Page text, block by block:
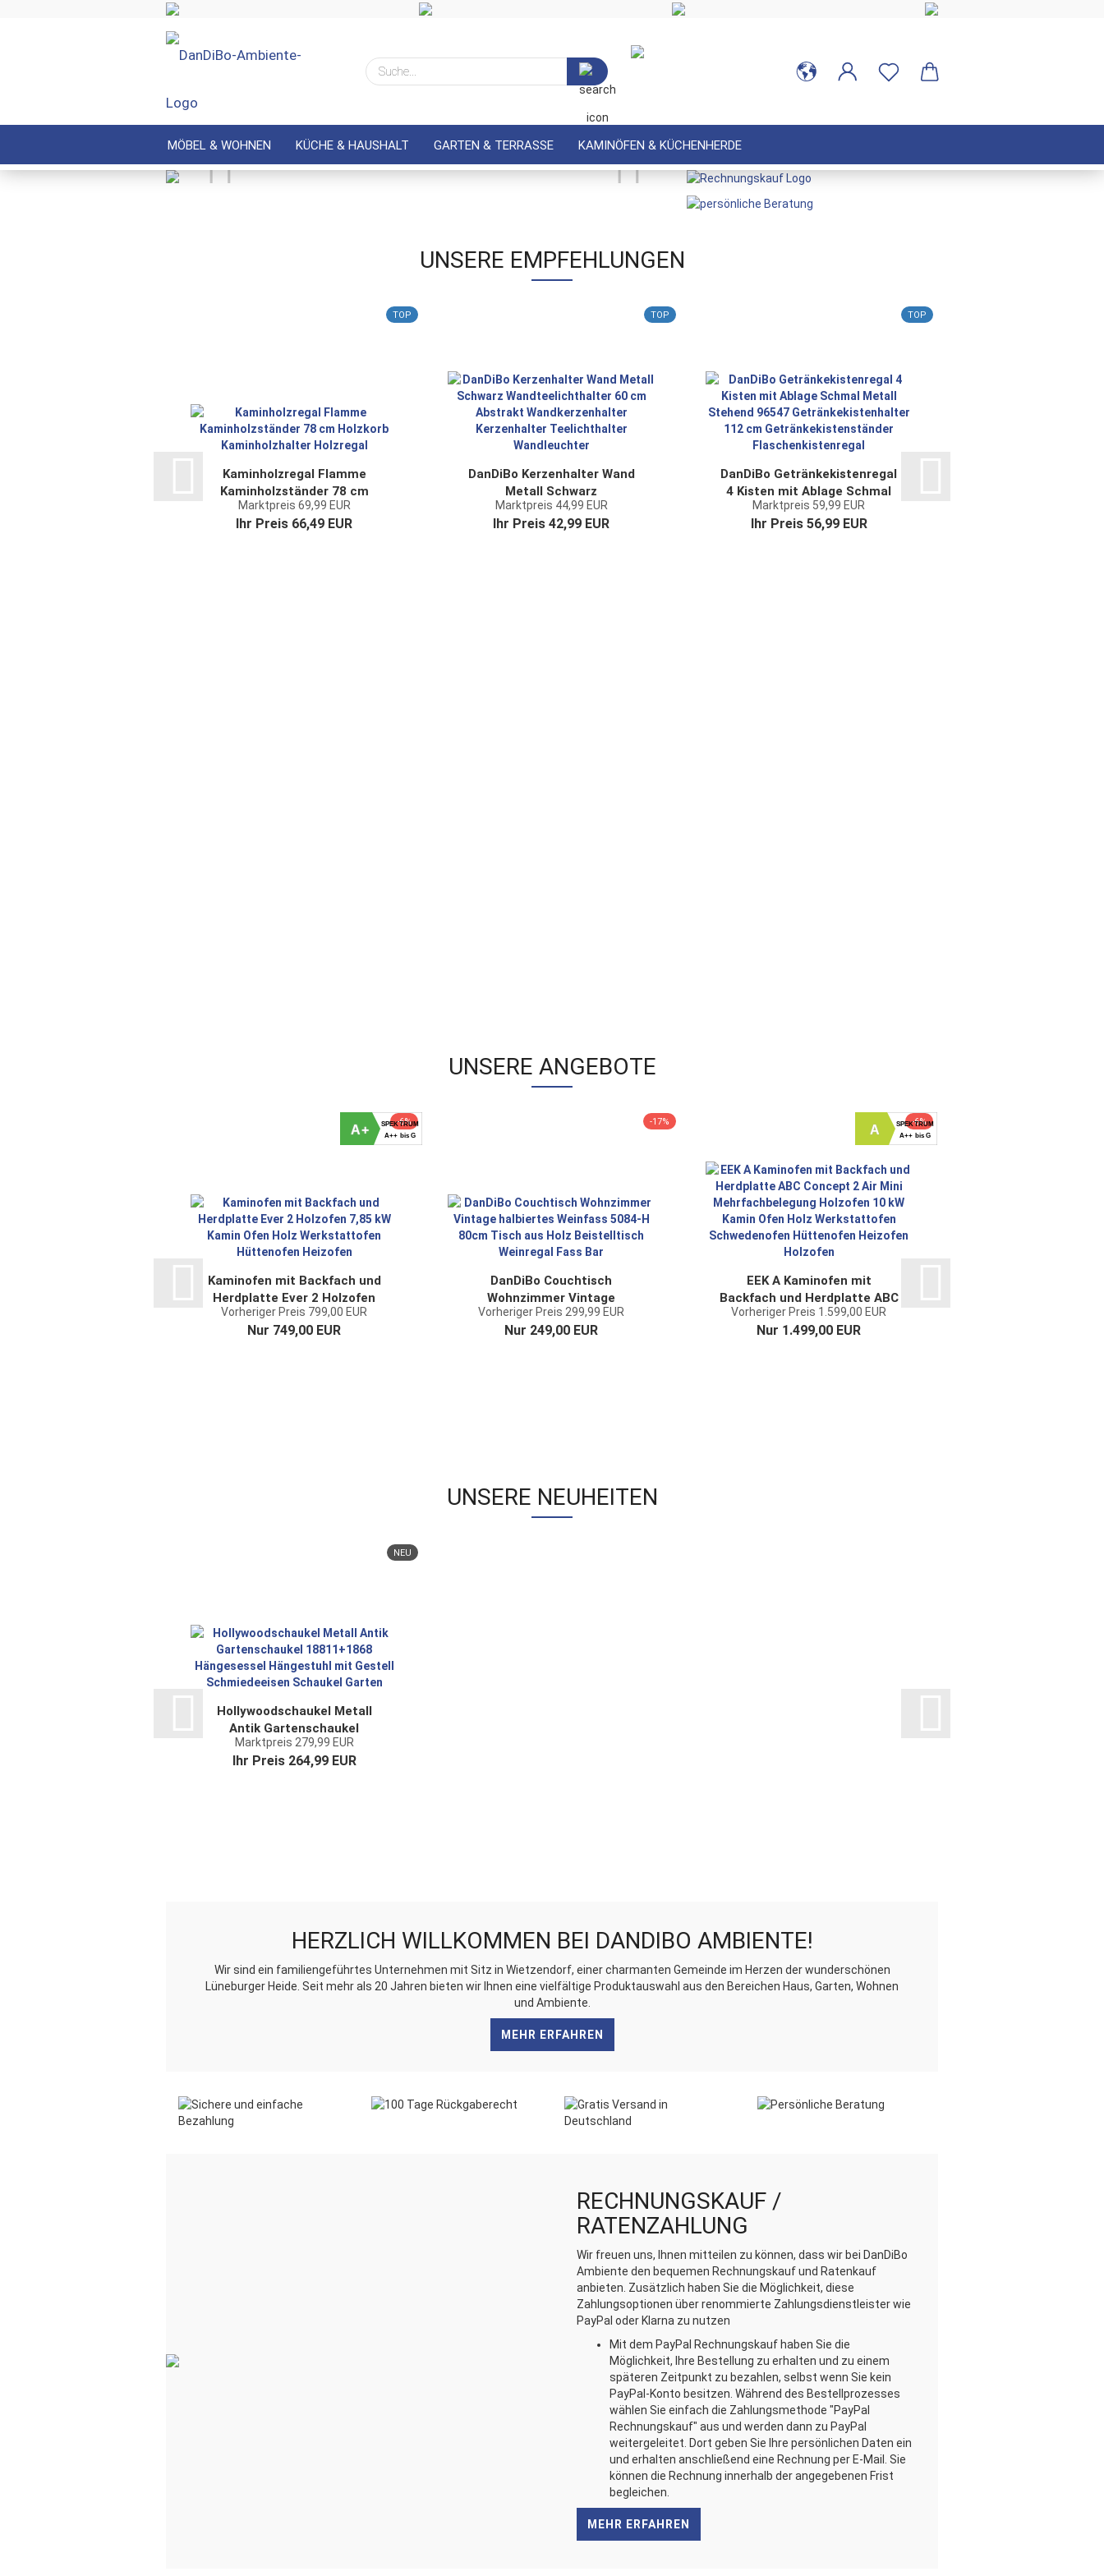
Suche...
MÖBEL & WOHNEN KÜCHE & HAUSHALT GARTEN & TERRASSE KAMINÖFEN & KÜCHENHERDE
UNSERE EMPFEHLUNGEN
TOP
Kaminholzregal Flamme
Kaminholzständer 78 cm
Holzkorb Kaminholzhalter
Holzregal
Marktpreis 69,99 EUR
Ihr Preis 66,49 EUR
TOP
DanDiBo Kerzenhalter Wand
Metall Schwarz
Wandteelichthalter 60 cm
Abstrakt Wandkerzenhalter...
Marktpreis 44,99 EUR
Ihr Preis 42,99 EUR
TOP
DanDiBo Getränkekistenregal
4 Kisten mit Ablage Schmal
Metall Stehend 96547
Getränkekistenhalter...
Marktpreis 59,99 EUR
Ihr Preis 56,99 EUR
UNSERE ANGEBOTE
-6%
Kaminofen mit Backfach und
Herdplatte Ever 2 Holzofen
7,85 kW Kamin Ofen Holz
Werkstattofen...
A+
SPEKTRUM
A++ bis G
Vorheriger Preis 799,00 EUR
Nur 749,00 EUR
-17%
DanDiBo Couchtisch
Wohnzimmer Vintage
halbiertes Weinfass 5084-H
80cm Tisch aus Holz...
Vorheriger Preis 299,99 EUR
Nur 249,00 EUR
-6%
EEK A Kaminofen mit
Backfach und Herdplatte ABC
Concept 2 Air Mini
Mehrfachbelegung...
A
SPEKTRUM
A++ bis G
Vorheriger Preis 1.599,00 EUR
Nur 1.499,00 EUR
UNSERE NEUHEITEN
NEU
Hollywoodschaukel Metall
Antik Gartenschaukel
18811+1868 Hängesessel
Hängestuhl mit...
Marktpreis 279,99 EUR
Ihr Preis 264,99 EUR
HERZLICH WILLKOMMEN BEI DANDIBO AMBIENTE!
Wir sind ein familiengeführtes Unternehmen mit Sitz in Wietzendorf, einer charmanten Gemeinde im Herzen der wunderschönen
Lüneburger Heide. Seit mehr als 20 Jahren bieten wir Ihnen eine vielfältige Produktauswahl aus den Bereichen Haus, Garten, Wohnen
und Ambiente.
MEHR ERFAHREN
RECHNUNGSKAUF /
RATENZAHLUNG
Wir freuen uns, Ihnen mitteilen zu können, dass wir bei DanDiBo
Ambiente den bequemen Rechnungskauf und Ratenkauf
anbieten. Zusätzlich haben Sie die Möglichkeit, diese
Zahlungsoptionen über renommierte Zahlungsdienstleister wie
PayPal oder Klarna zu nutzen
Mit dem PayPal Rechnungskauf haben Sie die
Möglichkeit, Ihre Bestellung zu erhalten und zu einem
späteren Zeitpunkt zu bezahlen, selbst wenn Sie kein
PayPal-Konto besitzen. Während des Bestellprozesses
wählen Sie einfach die Zahlungsmethode "PayPal
Rechnungskauf" aus und werden dann zu PayPal
weitergeleitet. Dort geben Sie Ihre persönlichen Daten ein
und erhalten anschließend eine Rechnung per E-Mail. Sie
können die Rechnung innerhalb der angegebenen Frist
begleichen.
MEHR ERFAHREN